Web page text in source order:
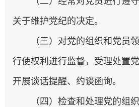
关于维护党纪的决定。
（三）对党的组织和党员
行使权利进行监督，受理处置
开展谈话提醒、约谈函询。
（四）检查和处理党的组